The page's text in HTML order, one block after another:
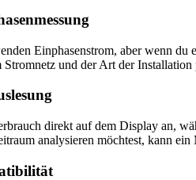
Einphasenstrom, aber wenn
und der Art der Installation
direkt auf dem Display an,
analysieren möchtest, kann